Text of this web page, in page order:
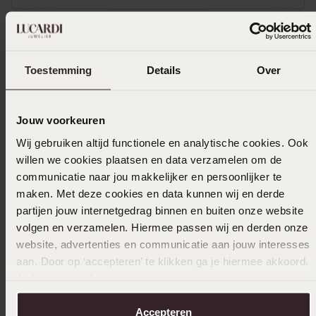
Toestemming Details Over
Jouw voorkeuren
Wij gebruiken altijd functionele en analytische cookies. Ook
willen we cookies plaatsen en data verzamelen om de
communicatie naar jou makkelijker en persoonlijker te
maken. Met deze cookies en data kunnen wij en derde
partijen jouw internetgedrag binnen en buiten onze website
volgen en verzamelen. Hiermee passen wij en derden onze
website, advertenties en communicatie aan jouw interesses
aan. Door op ‘accepteren’ te klikken ga je hiermee akkoord.
over in onscookiebeleid.
Accepteren
Ook leuk voor jou